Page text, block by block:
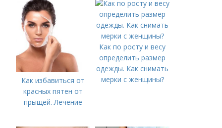
Как избавиться от
красных пятен от
прыщей. Лечение
Как по росту и весу
определить размер
одежды. Как снимать
мерки с женщины?